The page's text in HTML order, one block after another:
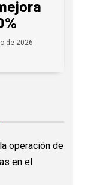
de 2026
operación de
en el